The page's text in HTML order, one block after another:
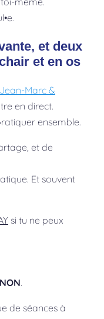
et deux
et en os
Jean-Marc &
en direct.
ensemble.
et de
Et souvent
si tu ne peux
.
de séances à